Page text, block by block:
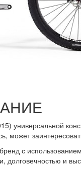
универсальной
может
с
долговечностью и